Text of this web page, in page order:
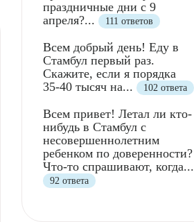
праздничные дни с 9
апреля?...
111 ответов
Всем добрый день! Еду в
Стамбул первый раз.
Скажите, если я порядка
35-40 тысяч на...
102 ответа
Всем привет! Летал ли кто-
нибудь в Стамбул с
несовершеннолетним
ребенком по доверенности?
Что-то спрашивают, когда...
92 ответа